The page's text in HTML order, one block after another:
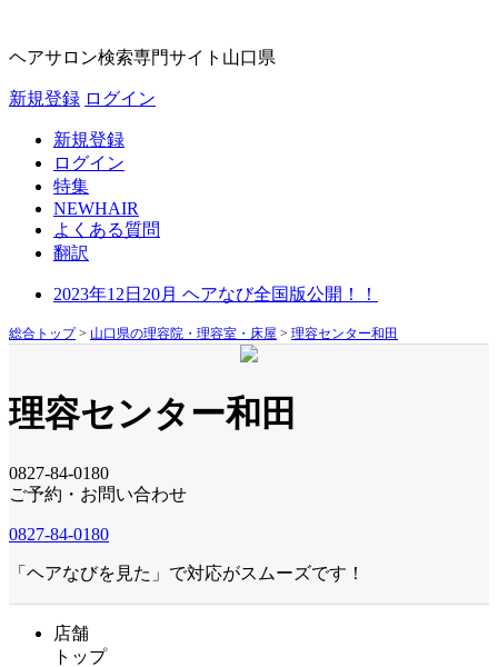
ヘアサロン検索専門サイト 山口県
新規登録 ログイン
新規登録
ログイン
特集
NEWHAIR
よくある質問
翻訳
2023年12日20月 ヘアなび全国版公開！！
総合トップ> 山口県の理容院・理容室・床屋 > 理容センター和田
理容センター和田
0827-84-0180
ご予約・お問い合わせ
0827-84-0180
「ヘアなびを見た」で対応がスムーズです！
店舗
トップ